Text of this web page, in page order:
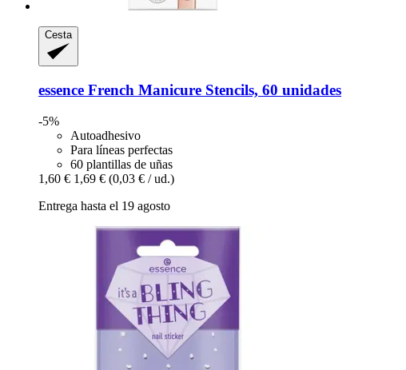
Cesta
essence French Manicure Stencils, 60 unidades
-5%
Autoadhesivo
Para líneas perfectas
60 plantillas de uñas
1,60 € 1,69 € (0,03 € / ud.)
Entrega hasta el 19 agosto